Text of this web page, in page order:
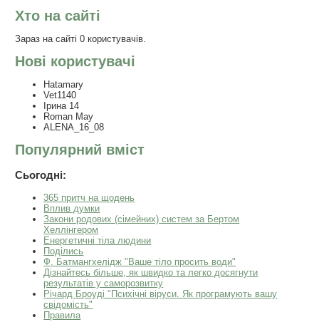
Хто на сайті
Зараз на сайті 0 користувачів.
Нові користувачі
Hatamary
Vet1140
Ірина 14
Roman May
ALENA_16_08
Популярний вміст
Сьогодні:
365 притч на щодень
Вплив думки
Закони родових (сімейних) систем за Бертом
Хеллінгером
Енергетичні тіла людини
Поділись
Ф. Батмангхелідж "Ваше тіло просить води"
Дізнайтесь більше, як швидко та легко досягнути
результатів у саморозвитку
Річард Броуді "Психічні віруси. Як програмують вашу
свідомість"
Правила